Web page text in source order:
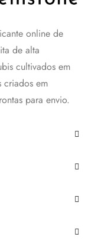
online de
de alta
cultivados em
criados em
para envio.